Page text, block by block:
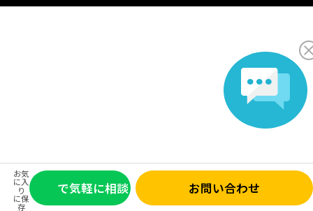
お気
に入
り
に保
存
で気軽に相談 お問い合わせ